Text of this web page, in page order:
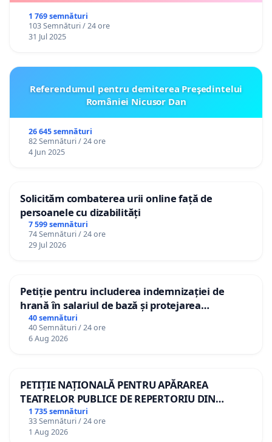
1 769 semnături
103 Semnături / 24 ore
31 Jul 2025
Referendumul pentru demiterea Preşedintelui
României Nicusor Dan
26 645 semnături
82 Semnături / 24 ore
4 Jun 2025
Solicităm combaterea urii online față de
persoanele cu dizabilități
7 599 semnături
74 Semnături / 24 ore
29 Jul 2026
Petiție pentru includerea indemnizației de
hrană în salariul de bază și protejarea
gradațiilor de vechime pentru asistenții
personali
40 semnături
40 Semnături / 24 ore
6 Aug 2026
PETIȚIE NAȚIONALĂ PENTRU APĂRAREA
TEATRELOR PUBLICE DE REPERTORIU DIN
ROMÂNIA
1 735 semnături
33 Semnături / 24 ore
1 Aug 2026